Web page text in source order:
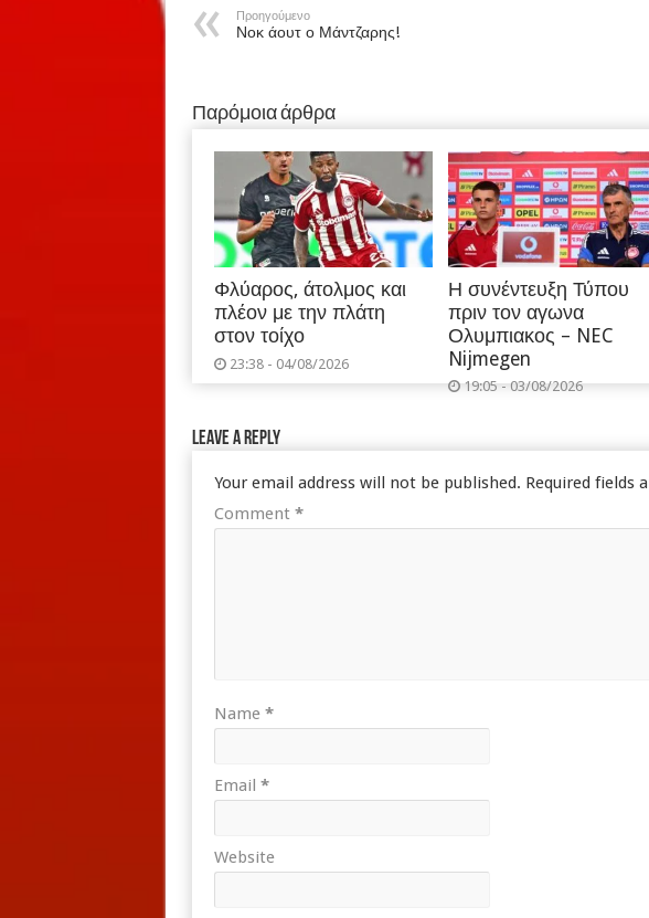
Προηγούμενο
Νοκ άουτ ο Μάντζαρης!
Παρόμοια άρθρα
Φλύαρος, άτολμος και
πλέον με την πλάτη
στον τοίχο
23:38 - 04/08/2026
Η συνέντευξη Τύπου
πριν τον αγωνα
Ολυμπιακος – NEC
Nijmegen
19:05 - 03/08/2026
Leave a Reply
Your email address will not be published. Required fields
Comment *
Name *
Email *
Website